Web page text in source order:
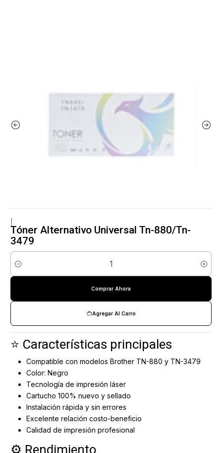
Tóner Alternativo Universal Tn-880/Tn-
3479
Cantidad
Agregar Al Carro
Comprar Ahora
⭐ Características principales
Compatible con modelos Brother TN-880 y TN-3479
Color: Negro
Tecnología de impresión láser
Cartucho 100% nuevo y sellado
Instalación rápida y sin errores
Excelente relación costo-beneficio
Calidad de impresión profesional
⚙️ Rendimiento